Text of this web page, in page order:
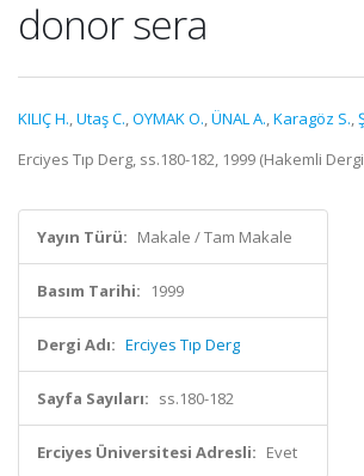
donor sera
KILIÇ H.,Utaş C.,OYMAK O.,ÜNAL A.,Karagöz S.,
Erciyes Tıp Derg, ss.180-182, 1999 (Hakemli
Yayın Türü: Makale / Tam Makale
Basım Tarihi: 1999
Dergi Adı: Erciyes Tıp Derg
Sayfa Sayıları: ss.180-182
Erciyes Üniversitesi Adresli: Evet